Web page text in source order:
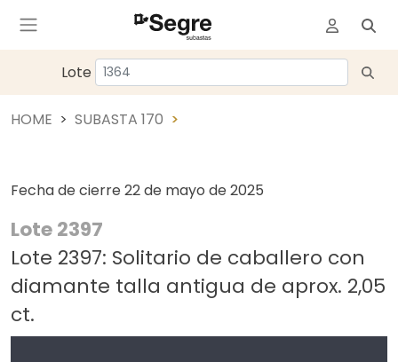
Lote
HOME SUBASTA 170
Fecha de cierre 22 de mayo de 2025
Lote 2397
Lote 2397: Solitario de caballero con
diamante talla antigua de aprox. 2,05
ct.